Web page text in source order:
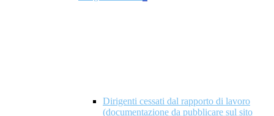
Dirigenti cessati dal rapporto di lavoro
(documentazione da pubblicare sul sito